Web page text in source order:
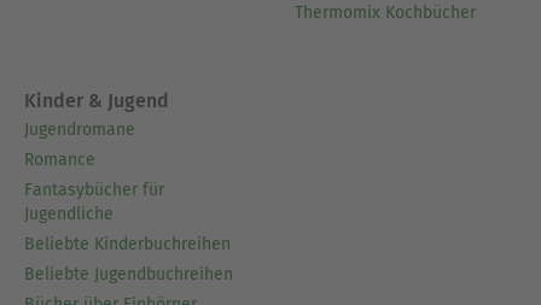
Thermomix Kochbücher
Kinder & Jugend
Jugendromane
Romance
Fantasybücher für
Jugendliche
Beliebte Kinderbuchreihen
Beliebte Jugendbuchreihen